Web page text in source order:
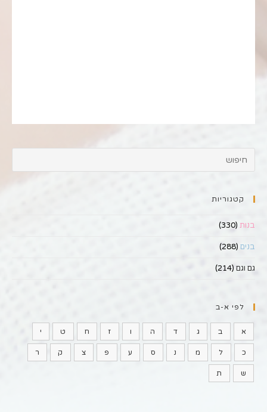
קטגוריות
בנות (330)
בנים (288)
גם וגם (214)
לפי א-ב
א ב ג ד ה ו ז ח ט י
כ ל מ נ ס ע פ צ ק ר
ש ת